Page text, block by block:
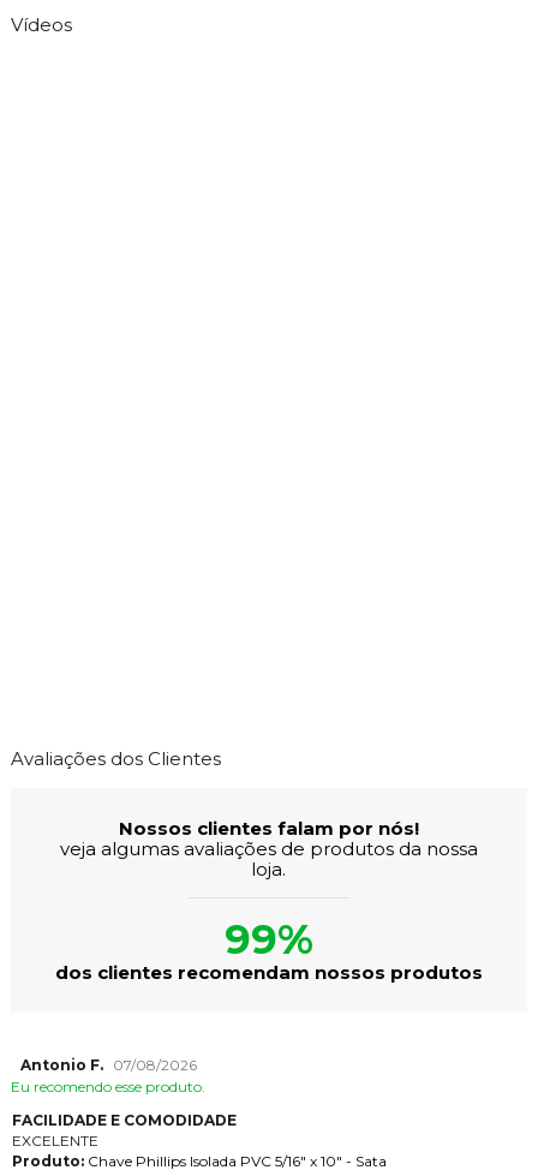
Vídeos
Avaliações dos Clientes
Nossos clientes falam por nós!
veja algumas avaliações de produtos da nossa
loja.
99%
dos clientes recomendam nossos produtos
Antonio F.
07/08/2026
Eu recomendo esse produto.
FACILIDADE E COMODIDADE
EXCELENTE
Produto:Chave Phillips Isolada PVC 5/16" x 10" - Sata